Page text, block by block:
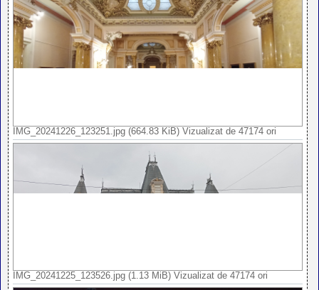
IMG_20241226_123251.jpg (664.83 KiB) Vizualizat de 47174 ori
IMG_20241225_123526.jpg (1.13 MiB) Vizualizat de 47174 ori